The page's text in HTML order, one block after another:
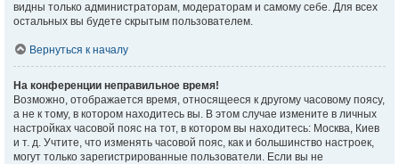
видны только администраторам, модераторам и самому себе. Для всех
остальных вы будете скрытым пользователем.
Вернуться к началу
На конференции неправильное время!
Возможно, отображается время, относящееся к другому часовому поясу,
а не к тому, в котором находитесь вы. В этом случае измените в личных
настройках часовой пояс на тот, в котором вы находитесь: Москва, Киев
и т. д. Учтите, что изменять часовой пояс, как и большинство настроек,
могут только зарегистрированные пользователи. Если вы не